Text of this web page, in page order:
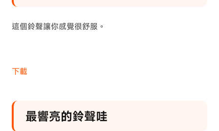
這個鈴聲讓你感覺很舒服。
下載
最響亮的鈴聲哇